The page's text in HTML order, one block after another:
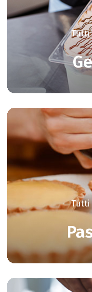
Tutti
Tutti